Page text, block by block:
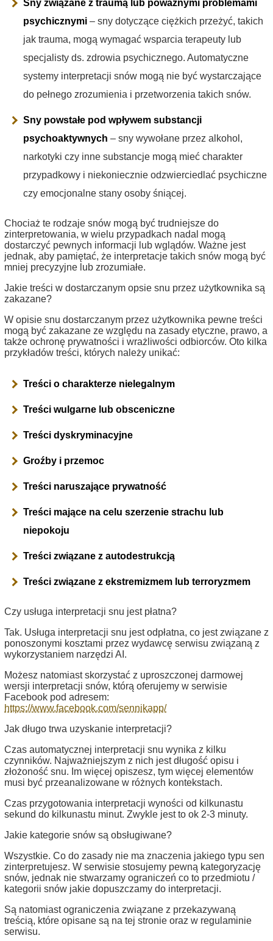
Sny związane z traumą lub poważnymi problemami
psychicznymi – sny dotyczące ciężkich przeżyć, takich
jak trauma, mogą wymagać wsparcia terapeuty lub
specjalisty ds. zdrowia psychicznego. Automatyczne
systemy interpretacji snów mogą nie być wystarczające
do pełnego zrozumienia i przetworzenia takich snów.
Sny powstałe pod wpływem substancji
psychoaktywnych – sny wywołane przez alkohol,
narkotyki czy inne substancje mogą mieć charakter
przypadkowy i niekoniecznie odzwierciedlać psychiczne
czy emocjonalne stany osoby śniącej.
Chociaż te rodzaje snów mogą być trudniejsze do
zinterpretowania, w wielu przypadkach nadal mogą
dostarczyć pewnych informacji lub wglądów. Ważne jest
jednak, aby pamiętać, że interpretacje takich snów mogą być
mniej precyzyjne lub zrozumiałe.
Jakie treści w dostarczanym opsie snu przez użytkownika są
zakazane?
W opisie snu dostarczanym przez użytkownika pewne treści
mogą być zakazane ze względu na zasady etyczne, prawo, a
także ochronę prywatności i wrażliwości odbiorców. Oto kilka
przykładów treści, których należy unikać:
Treści o charakterze nielegalnym
Treści wulgarne lub obsceniczne
Treści dyskryminacyjne
Groźby i przemoc
Treści naruszające prywatność
Treści mające na celu szerzenie strachu lub
niepokoju
Treści związane z autodestrukcją
Treści związane z ekstremizmem lub terroryzmem
Czy usługa interpretacji snu jest płatna?
Tak. Usługa interpretacji snu jest odpłatna, co jest związane z
ponoszonymi kosztami przez wydawcę serwisu związaną z
wykorzystaniem narzędzi AI.
Możesz natomiast skorzystać z uproszczonej darmowej
wersji interpretacji snów, którą oferujemy w serwisie
Facebook pod adresem:
https://www.facebook.com/sennikapp/
Jak długo trwa uzyskanie interpretacji?
Czas automatycznej interpretacji snu wynika z kilku
czynników. Najważniejszym z nich jest długość opisu i
złożoność snu. Im więcej opiszesz, tym więcej elementów
musi być przeanalizowane w różnych kontekstach.
Czas przygotowania interpretacji wyności od kilkunastu
sekund do kilkunastu minut. Zwykle jest to ok 2-3 minuty.
Jakie kategorie snów są obsługiwane?
Wszystkie. Co do zasady nie ma znaczenia jakiego typu sen
zinterpretujesz. W serwisie stosujemy pewną kategoryzację
snów, jednak nie stwarzamy ograniczeń co to przedmiotu /
kategorii snów jakie dopuszczamy do interpretacji.
Są natomiast ograniczenia związane z przekazywaną
treścią, które opisane są na tej stronie oraz w regulaminie
serwisu.